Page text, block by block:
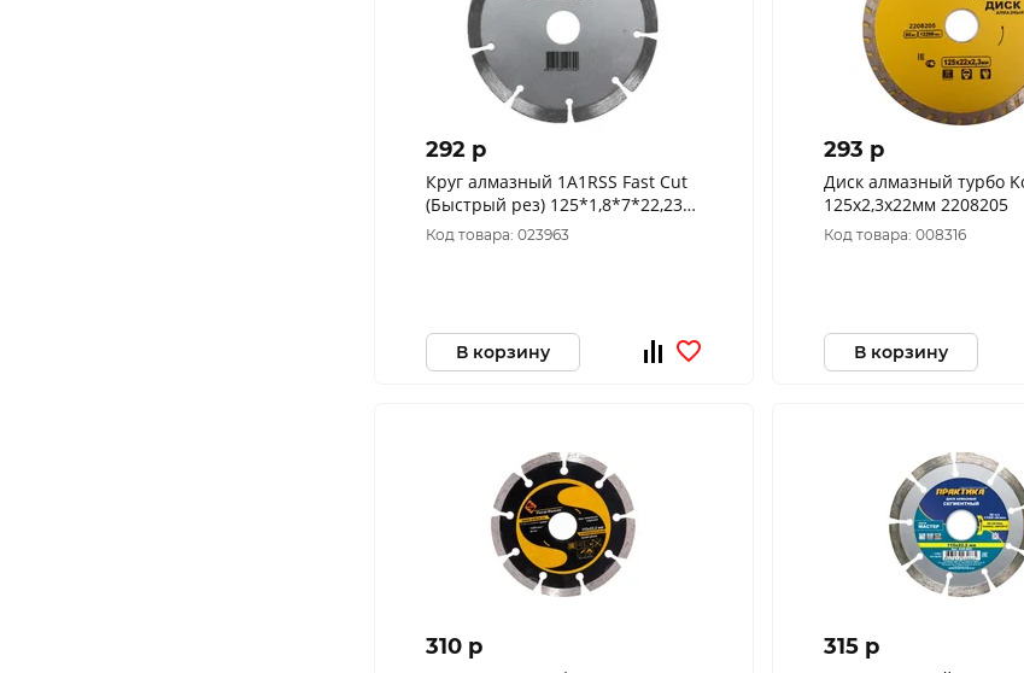
292 p
Круг алмазный 1A1RSS Fast Cut
(Быстрый рез) 125*1,8*7*22,23
"МОS-DIST" 1799 FC7MD12522
Код товара: 023963
В корзину
293 p
Диск алмазный турбо
125х2,3x22мм 2208205
Код товара: 008316
В корзину
310 p 315 p